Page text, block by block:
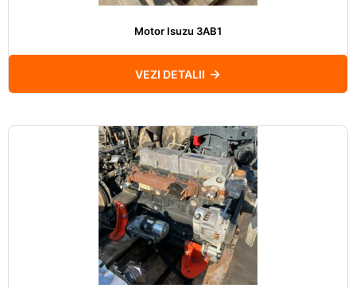
Motor Isuzu 3AB1
VEZI DETALII